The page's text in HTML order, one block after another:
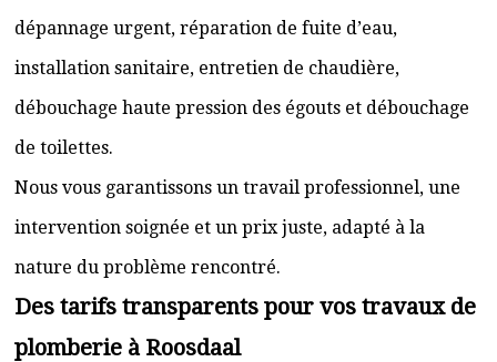
dépannage urgent, réparation de fuite d’eau,
installation sanitaire, entretien de chaudière,
débouchage haute pression des égouts et débouchage
de toilettes.
Nous vous garantissons un travail professionnel, une
intervention soignée et un prix juste, adapté à la
nature du problème rencontré.
Des tarifs transparents pour vos travaux de
plomberie à Roosdaal